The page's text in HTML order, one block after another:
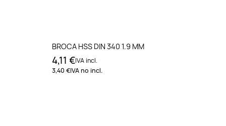
BROCA HSS DIN 340 1.9 MM
4,11 €IVA incl.
3,40 €IVA no incl.